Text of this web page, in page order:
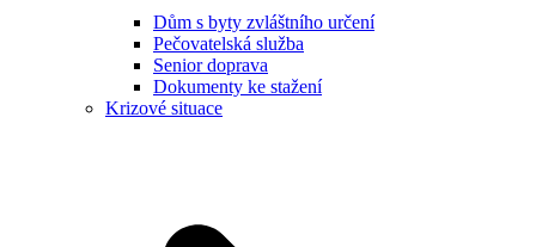
Dům s byty zvláštního určení
Pečovatelská služba
Senior doprava
Dokumenty ke stažení
Krizové situace